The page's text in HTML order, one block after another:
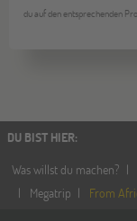
du auf den entsprechenden
DU BIST HIER:
Was willst du machen?
Megatrip
From